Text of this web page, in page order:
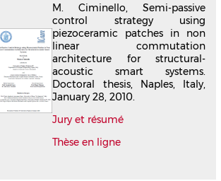
M. Ciminello, Semi-passive
control strategy using
piezoceramic patches in non
linear commutation
architecture for structural-
acoustic smart systems.
Doctoral thesis, Naples, Italy,
January 28, 2010.
Jury et résumé
Thèse en ligne